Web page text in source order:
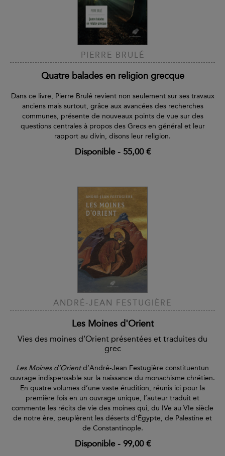
PIERRE BRULÉ
Quatre balades en religion grecque
Dans ce livre, Pierre Brulé revient non seulement sur ses travaux
anciens mais surtout, grâce aux avancées des recherches
communes, présente de nouveaux points de vue sur des
questions centrales à propos des Grecs en général et leur
rapport au divin, disons leur religion.
Disponible- 55,00 €
ANDRÉ-JEAN FESTUGIÈRE
Les Moines d'Orient
Vies des moines d’Orient présentées et traduites du
grec
Les Moines d’Orientd’André-Jean Festugière constituentun
ouvrage indispensable sur la naissance du monachisme chrétien.
En quatre volumes d’une vaste érudition, réunis ici pour la
première fois en un ouvrage unique, l’auteur traduit et
commente les récits de vie des moines qui, du IVe au VIe siècle
de notre ère, peuplèrent les déserts d’Égypte, de Palestine et
de Constantinople.
Disponible- 99,00 €